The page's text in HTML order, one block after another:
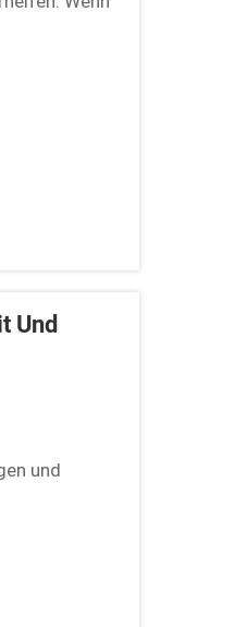
Roller Ihren
Und
und
können